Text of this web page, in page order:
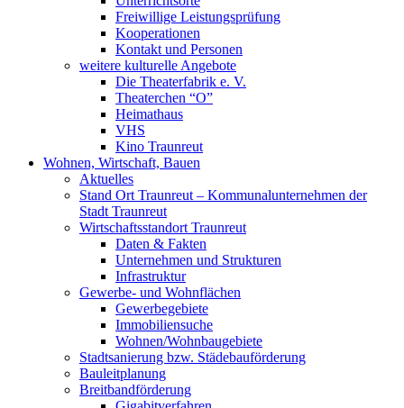
Freiwillige Leistungsprüfung
Kooperationen
Kontakt und Personen
weitere kulturelle Angebote
Die Theaterfabrik e. V.
Theaterchen “O”
Heimathaus
VHS
Kino Traunreut
Wohnen, Wirtschaft, Bauen
Aktuelles
Stand Ort Traunreut – Kommunalunternehmen der
Stadt Traunreut
Wirtschaftsstandort Traunreut
Daten & Fakten
Unternehmen und Strukturen
Infrastruktur
Gewerbe- und Wohnflächen
Gewerbegebiete
Immobiliensuche
Wohnen/Wohnbaugebiete
Stadtsanierung bzw. Städebauförderung
Bauleitplanung
Breitbandförderung